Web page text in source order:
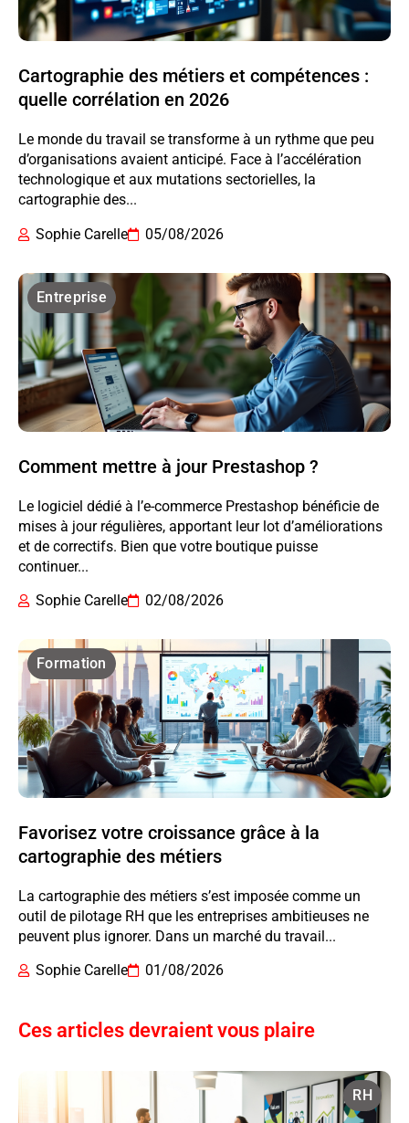
Cartographie des métiers et compétences :
quelle corrélation en 2026
Le monde du travail se transforme à un rythme que peu
d’organisations avaient anticipé. Face à l’accélération
technologique et aux mutations sectorielles, la
cartographie des...
Sophie Carelle
05/08/2026
Entreprise
Comment mettre à jour Prestashop ?
Le logiciel dédié à l’e-commerce Prestashop bénéficie de
mises à jour régulières, apportant leur lot d’améliorations
et de correctifs. Bien que votre boutique puisse
continuer...
Sophie Carelle
02/08/2026
Formation
Favorisez votre croissance grâce à la
cartographie des métiers
La cartographie des métiers s’est imposée comme un
outil de pilotage RH que les entreprises ambitieuses ne
peuvent plus ignorer. Dans un marché du travail...
Sophie Carelle
01/08/2026
Ces articles devraient vous plaire
RH